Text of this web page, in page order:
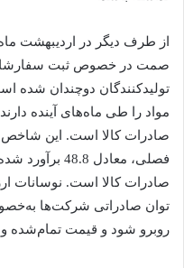
از طرف دیگر در اردیبهشت
صمت در خصوص ثبت سفارشات
تولیدکنندگان دوچندان شده
مواد را طی ماه‌های آینده
صادرات کالا است. این شاخص
فصلی، معادل
صادرات کالا است. نوسانات
توان صادراتی شرکت‌ها
روبرو شود و قیمت تمام‌شده